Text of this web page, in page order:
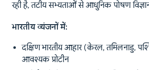
रही है, तटीय सभ्यताओं से आधुनिक पोषण
भारतीय व्यंजनों में:
दक्षिण भारतीय आहार (केरल, तमिलनाडु,
आवश्यक प्रोटीन